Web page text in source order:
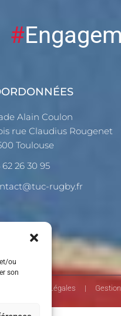
ou
son
#
Alain Coulon
rue Claudius Rougenet
Toulouse
62 26 30 95
rugby.fr
Mentions Légales |